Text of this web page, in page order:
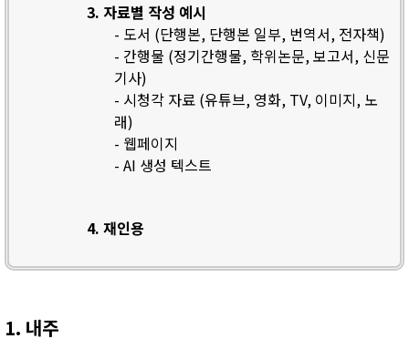
3. 자료별 작성 예시
- 도서 (단행본, 단행본 일부, 번역서, 전자책)
- 간행물 (정기간행물, 학위논문, 보고서, 신문
기사)
- 시청각 자료 (유튜브, 영화, TV, 이미지, 노
래)
- 웹페이지
- AI 생성 텍스트
4. 재인용
1. 내주